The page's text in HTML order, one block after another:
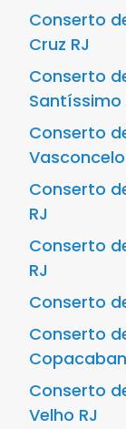
Conserto
Cruz RJ
Conserto
Santíssimo
Conserto
Conserto
RJ
Conserto
RJ
Conserto
Conserto
Conserto
Velho RJ